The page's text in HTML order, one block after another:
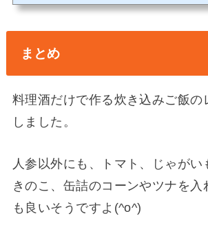
くれました。これを覚えれば毎日の料理がもっと
まとめ
料理酒だけで作る炊き込みご飯の
しました。
人参以外にも、トマト、じゃがい
きのこ、缶詰のコーンやツナを入
も良いそうですよ(^o^)